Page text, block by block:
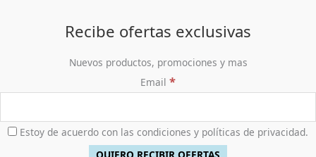
Recibe ofertas exclusivas
Nuevos productos, promociones y mas
Email *
Estoy de acuerdo con las condiciones y políticas de privacidad.